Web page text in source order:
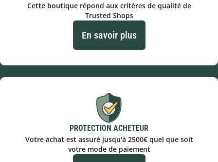
Cette boutique répond aux critères de qualité de
Trusted Shops
En savoir plus
PROTECTION ACHETEUR
Votre achat est assuré jusqu'à 2500€ quel que soit
votre mode de paiement